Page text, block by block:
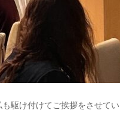
駆け付けてご挨拶をさせて